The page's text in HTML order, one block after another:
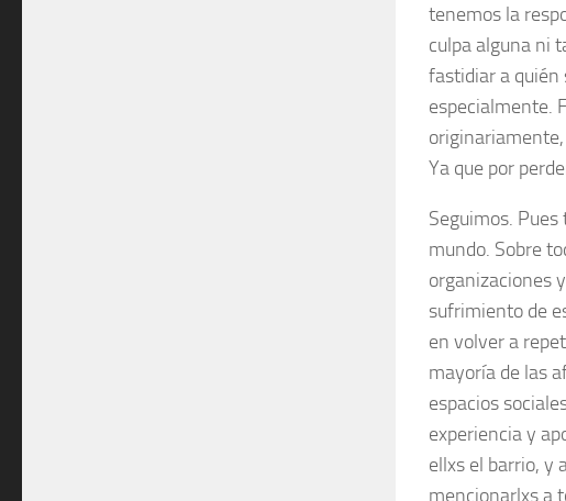
tenemos la
culpa alguna ni
fastidiar a quién
especialmente.
Ya que por
Seguimos.
mundo. Sobre
organizaciones
sufrimiento de
en volver a
mayoría de las
espacios
experiencia y
ellxs el barrio, y
mencionarlxs a